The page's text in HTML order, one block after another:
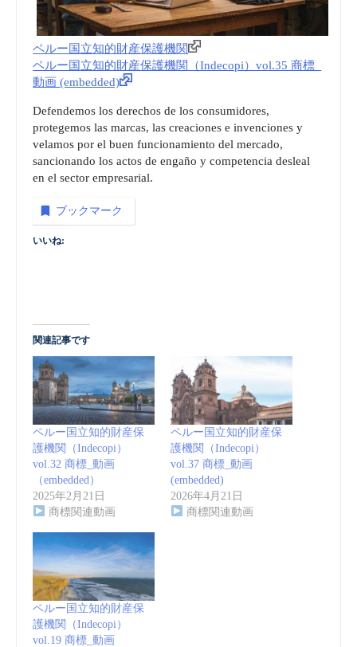
ペルー国立知的財産保護機関
ペルー国立知的財産保護機関（Indecopi）vol.35 商標_
動画 (embedded)
Defendemos los derechos de los consumidores,
protegemos las marcas, las creaciones e invenciones y
velamos por el buen funcionamiento del mercado,
sancionando los actos de engaño y competencia desleal
en el sector empresarial.
ブックマーク
いいね:
関連記事です
ペルー国立知的財産保
護機関（Indecopi）
vol.32 商標_動画
（embedded）
2025年2月21日
商標関連動画
ペルー国立知的財産保
護機関（Indecopi）
vol.37 商標_動画
(embedded)
2026年4月21日
商標関連動画
ペルー国立知的財産保
護機関（Indecopi）
vol.19 商標_動画